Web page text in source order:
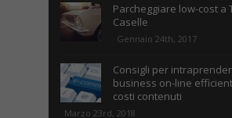
Parcheggiare low-cost a
Caselle
Gennaio 24th, 2017
Consigli per
business on-line
costi contenuti
Marzo 23rd, 2018